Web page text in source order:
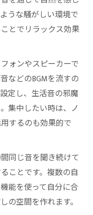
うな騒がしい環境で
とでリラックス効果
ォンやスピーカーで
などのBGMを流すの
定し、生活音の邪魔
集中したい時は、ノ
するのも効果的で
同じ音を聞き続けて
ことです。複数の自
能を使って自分に合
の空間を作れます。